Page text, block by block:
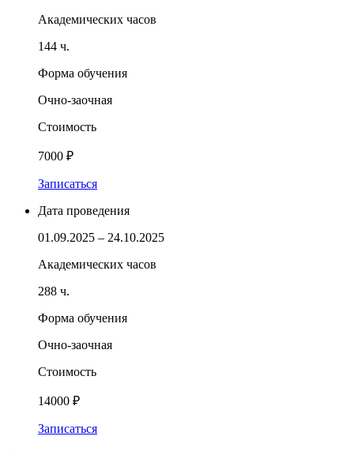
Академических часов
144 ч.
Форма обучения
Очно-заочная
Стоимость
7000 ₽
Записаться
Дата проведения
01.09.2025 – 24.10.2025
Академических часов
288 ч.
Форма обучения
Очно-заочная
Стоимость
14000 ₽
Записаться